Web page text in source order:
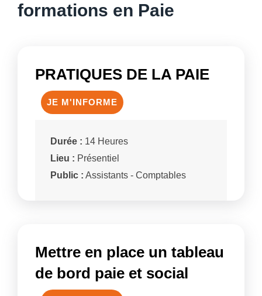
formations en Paie
PRATIQUES DE LA PAIE
JE M'INFORME
Durée : 14 Heures
Lieu : Présentiel
Public : Assistants - Comptables
Mettre en place un tableau
de bord paie et social